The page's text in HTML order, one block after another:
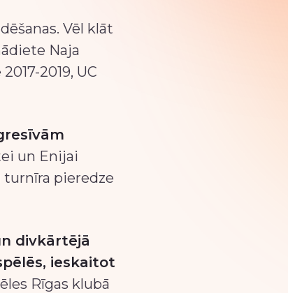
Vēl klāt
Naja
2019, UC
un Enijai
turnīra pieredze
divkārtējā
ieskaitot
Rīgas klubā